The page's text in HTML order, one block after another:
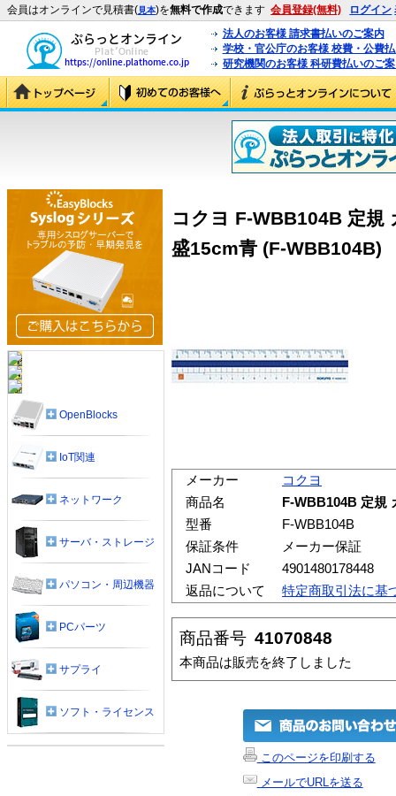
会員はオンラインで見積書(見本)を無料で作成できます 会員登録(無料) ログイン
法人のお客様 請求書払いのご案内
学校・官公庁のお客様 校費・公費
研究機関のお客様 科研費払いのご
コクヨ F-WBB104B 定規
盛15cm青 (F-WBB104B)
メーカー
コクヨ
商品名
F-WBB104B 定規
型番
F-WBB104B
保証条件
メーカー保証
JANコード
4901480178448
返品について
特定商取引法に基
商品番号 41070848
本商品は販売を終了しました
このページを印刷する
メールでURLを送る
OpenBlocks
IoT関連
ネットワーク
サーバ・ストレージ
パソコン・周辺機器
PCパーツ
サプライ
ソフト・ライセンス